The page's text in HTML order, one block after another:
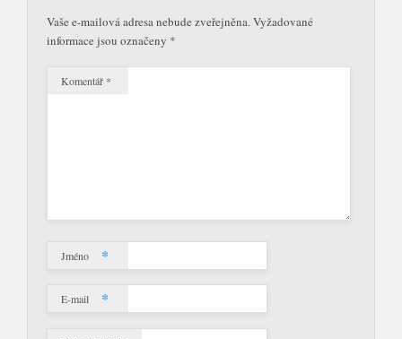
Vaše e-mailová adresa nebude zveřejněna.Vyžadované
informace jsou označeny *
Komentář *
Jméno *
E-mail *